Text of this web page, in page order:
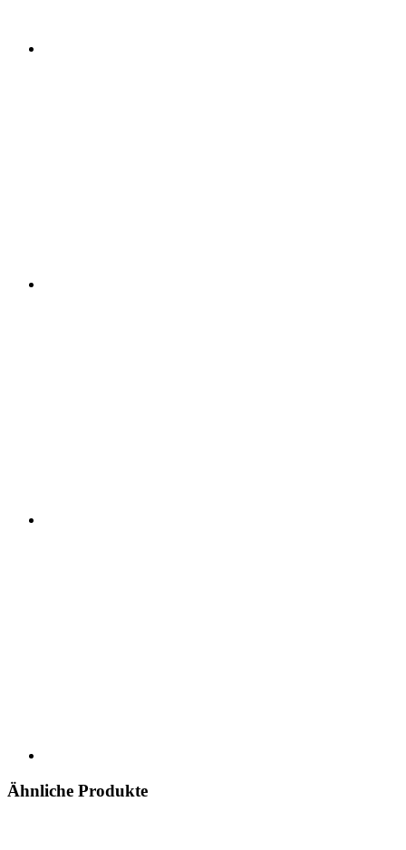
Ähnliche Produkte